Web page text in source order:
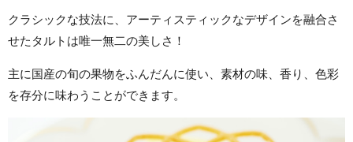
クラシックな技法に、アーティスティックなデザインを融合さ
せたタルトは唯一無二の美しさ！
主に国産の旬の果物をふんだんに使い、素材の味、香り、色彩
を存分に味わうことができます。